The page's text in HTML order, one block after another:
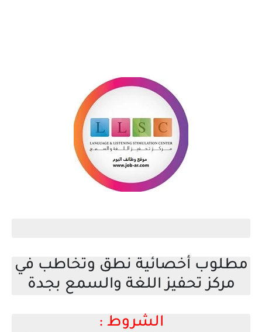
مطلوب أخصائية نطق وتخاطب في
مركز تحفيز اللغة والسمع بجدة
الشروط :